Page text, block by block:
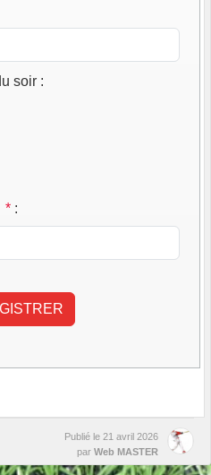
soir :
* :
Publié le 21 avril 2026
par Web MASTER